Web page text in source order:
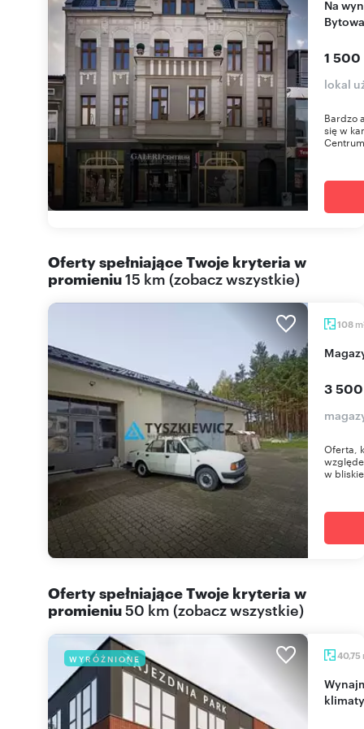
Na wynajem atrakcyjny lokal 39 m² w centrum
Bytowa
1 500
lokal
Bardzo
się w
Oferty spełniające Twoje kryteria w
promieniu15 km (zobacz wszystkie)
108 m
3
Oferta,
w
Oferty spełniające Twoje kryteria w
promieniu50 km (zobacz wszystkie)
WYRÓŻNIONE 40,75
Wynajmę nowoczesny lokal 38 m² z witrynami i